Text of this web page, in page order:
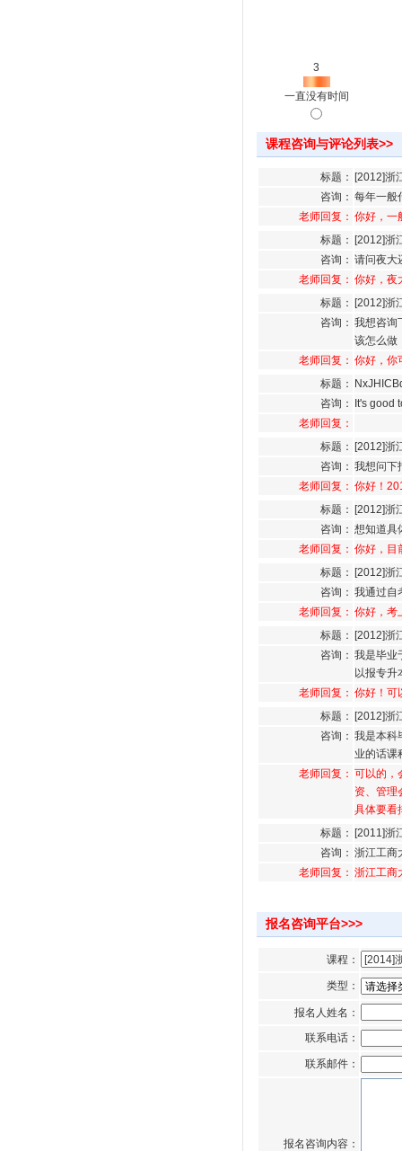
3
一直没有时间
课程咨询与评论列表>>
标题：
[2012]浙
咨询： 每年一般
老师回复： 你好，一
标题：
[2012]浙
咨询： 请问夜大
老师回复： 你好，夜
标题：
[2012]浙
咨询： 我想咨询
该怎么做
老师回复： 你好，你
标题：
咨询：
It's good
老师回复：
标题：
[2012]浙
咨询： 我想问下
老师回复： 你好！
标题：
[2012]浙
咨询： 想知道具
老师回复： 你好，目
标题：
[2012]浙
咨询： 我通过自
老师回复： 你好，考
标题：
[2012]浙
咨询： 我是毕业
以报专升
老师回复： 你好！可
标题：
[2012]浙
咨询： 我是本科
业的话课
老师回复： 可以的，
资、管理
具体要看
标题：
[2011]浙
咨询： 浙江工商
老师回复： 浙江工商
报名咨询平台>>>
课程：
类型：
报名人姓名：
联系电话：
联系邮件：
报名咨询内容：